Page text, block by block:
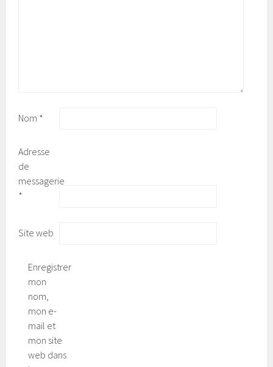
Nom *
Adresse
de
messagerie
*
Site web
Enregistrer
mon
nom,
mon e-
mail et
mon site
web dans